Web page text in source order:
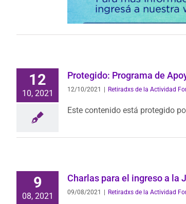
12
10, 2021
Protegido: Programa de
12/10/2021 Retiradxs de la Actividad
Este contenido está protegido
9
08, 2021
Charlas para el ingreso a la
09/08/2021 Retiradxs de la Actividad